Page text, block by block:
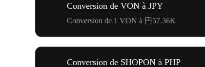
Conversion de VON à JPY
Conversion de 1 VON à 円57.36K
Conversion de SHOPON à PHP